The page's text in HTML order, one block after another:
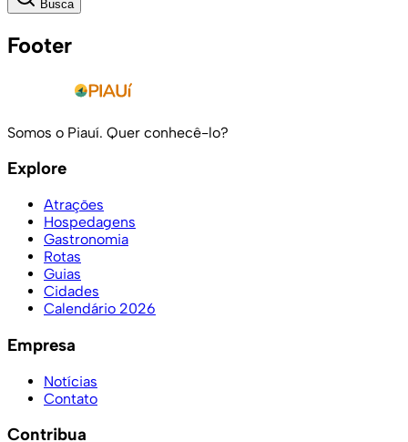
Busca
Footer
Somos o Piauí. Quer conhecê-lo?
Explore
Atrações
Hospedagens
Gastronomia
Rotas
Guias
Cidades
Calendário 2026
Empresa
Notícias
Contato
Contribua